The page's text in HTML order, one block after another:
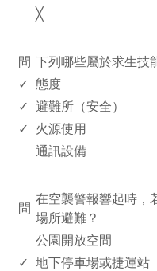
╳
問 下列哪些屬於求生技
✓ 態度
✓ 避難所（安全）
✓
火源使用
通訊設備
問
在空襲警報響起時，
場所避難？
公園開放空間
✓ 地下停車場或捷運站